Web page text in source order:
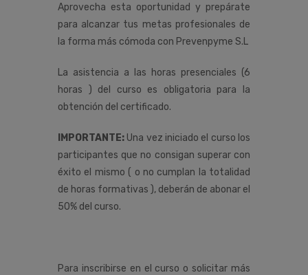
Aprovecha esta oportunidad y prepárate
para alcanzar tus metas profesionales de
la forma más cómoda con Prevenpyme S.L
La asistencia a las horas presenciales (6
horas ) del curso es obligatoria para la
obtención del certificado.
IMPORTANTE: Una vez iniciado el curso los
participantes que no consigan superar con
éxito el mismo ( o no cumplan la totalidad
de horas formativas ), deberán de abonar el
50% del curso.
Para inscribirse en el curso o solicitar más